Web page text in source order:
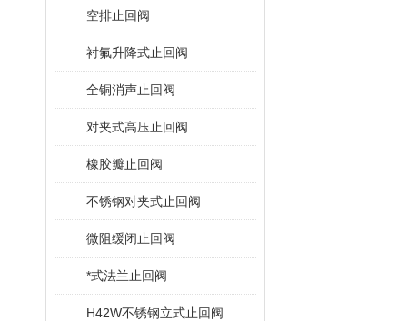
空排止回阀
衬氟升降式止回阀
全铜消声止回阀
对夹式高压止回阀
橡胶瓣止回阀
不锈钢对夹式止回阀
微阻缓闭止回阀
*式法兰止回阀
H42W不锈钢立式止回阀